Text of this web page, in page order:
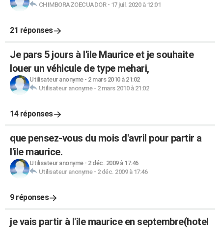
CHIMBORAZOECUADOR- 17 juil. 2020 à 12:01
21 réponses
Je pars 5 jours à l'ile Maurice et je souhaite
louer un véhicule de type mehari,
Utilisateur anonyme- 2 mars 2010 à 21:02
Utilisateur anonyme- 2 mars 2010 à 21:02
14 réponses
que pensez-vous du mois d'avril pour partir a
l'ile maurice.
Utilisateur anonyme- 2 déc. 2009 à 17:46
Utilisateur anonyme- 2 déc. 2009 à 17:46
9 réponses
je vais partir à l'ile maurice en septembre(hotel